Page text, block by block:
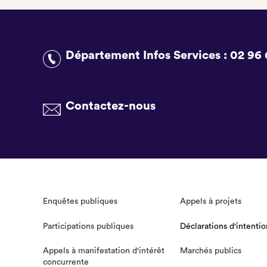
Département Infos Services : 02 96
Contactez-nous
Enquêtes publiques
Participations publiques
Appels à manifestation d'intérêt
concurrente
Appels à projets
Déclarations
Marchés publics